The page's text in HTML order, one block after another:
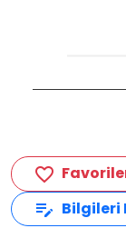
favorite_border
edit_note Bilgileri